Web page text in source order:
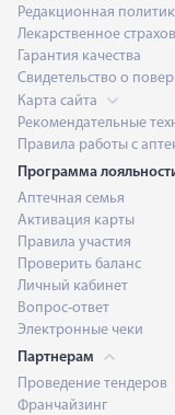
Редакционная
Лекарственное
Гарантия качества
Свидетельство о
Карта сайта
Рекомендательные
Правила работы с
Программа
Аптечная семья
Активация карты
Правила участия
Проверить баланс
Личный кабинет
Вопрос-ответ
Электронные чеки
Партнерам
Проведение тендеров
Франчайзинг